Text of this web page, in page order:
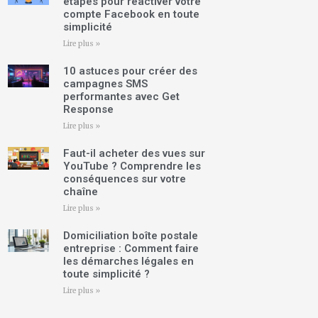
compte Facebook en toute
simplicité
Lire plus »
10 astuces pour créer des
campagnes SMS
performantes avec Get
Response
Lire plus »
Faut-il acheter des vues sur
YouTube ? Comprendre les
conséquences sur votre
chaîne
Lire plus »
Domiciliation boîte postale
entreprise : Comment faire
les démarches légales en
toute simplicité ?
Lire plus »